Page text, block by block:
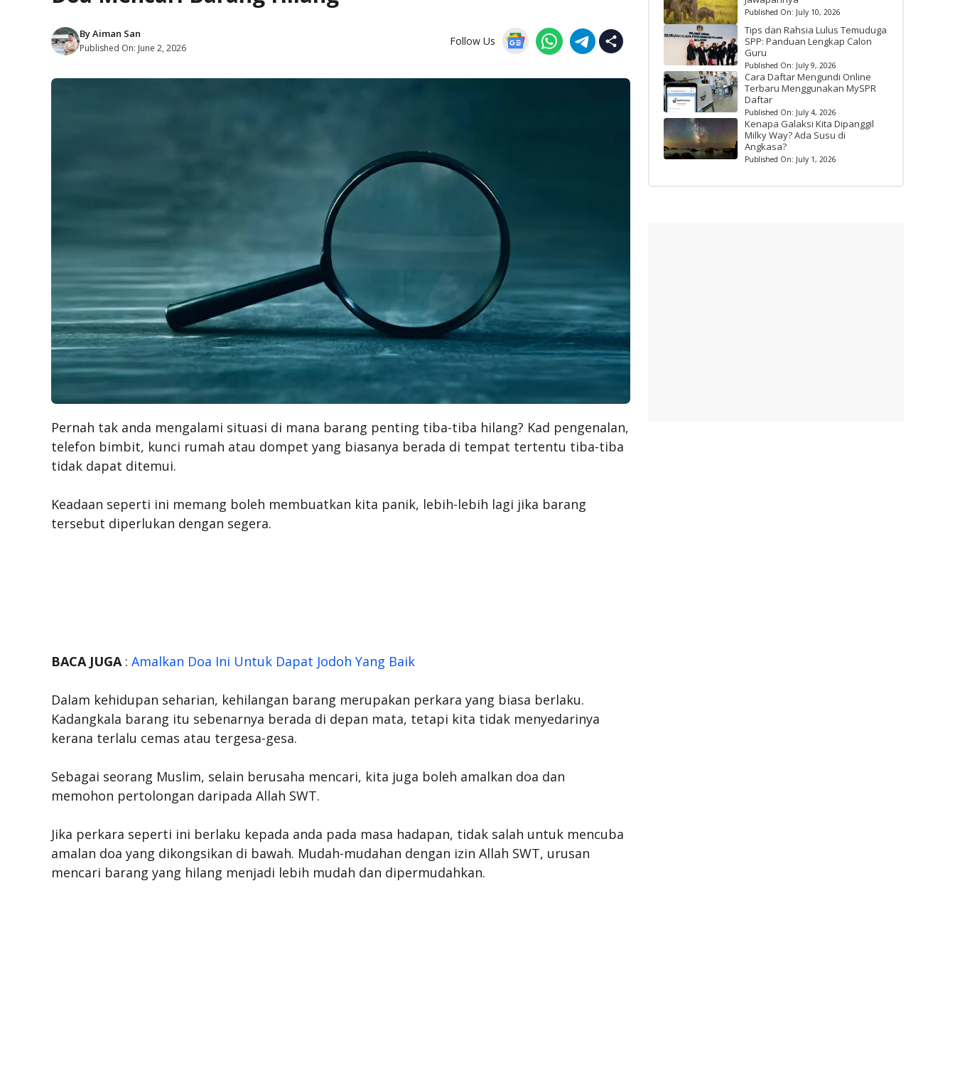
ByAiman San
Published On: June 2, 2026
Follow Us
Pernah tak anda mengalami situasi di mana barang penting tiba-tiba hilang? Kad pengenalan,
telefon bimbit, kunci rumah atau dompet yang biasanya berada di tempat tertentu tiba-tiba
tidak dapat ditemui.
Keadaan seperti ini memang boleh membuatkan kita panik, lebih-lebih lagi jika barang
tersebut diperlukan dengan segera.
BACA JUGA: Amalkan Doa Ini Untuk Dapat Jodoh Yang Baik
Dalam kehidupan seharian, kehilangan barang merupakan perkara yang biasa berlaku.
Kadangkala barang itu sebenarnya berada di depan mata, tetapi kita tidak menyedarinya
kerana terlalu cemas atau tergesa-gesa.
Sebagai seorang Muslim, selain berusaha mencari, kita juga boleh amalkan doa dan
memohon pertolongan daripada Allah SWT.
Jika perkara seperti ini berlaku kepada anda pada masa hadapan, tidak salah untuk mencuba
amalan doa yang dikongsikan di bawah. Mudah-mudahan dengan izin Allah SWT, urusan
mencari barang yang hilang menjadi lebih mudah dan dipermudahkan.
Published On: July 10, 2026
Tips dan Rahsia Lulus Temuduga
SPP: Panduan Lengkap Calon
Guru
Published On: July 9, 2026
Cara Daftar Mengundi Online
Terbaru Menggunakan MySPR
Daftar
Published On: July 4, 2026
Kenapa Galaksi Kita Dipanggil
Milky Way? Ada Susu di
Angkasa?
Published On: July 1, 2026